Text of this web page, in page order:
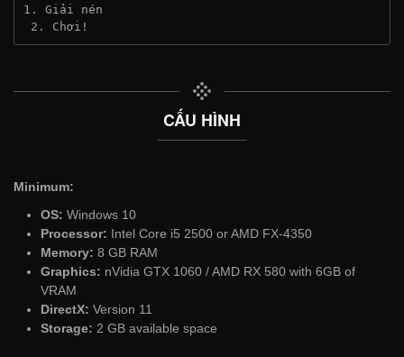
1. Giải nén
2. Chơi!
CẤU HÌNH
Minimum:
OS: Windows 10
Processor: Intel Core i5 2500 or AMD FX-4350
Memory: 8 GB RAM
Graphics: nVidia GTX 1060 / AMD RX 580 with 6GB of
VRAM
DirectX: Version 11
Storage: 2 GB available space